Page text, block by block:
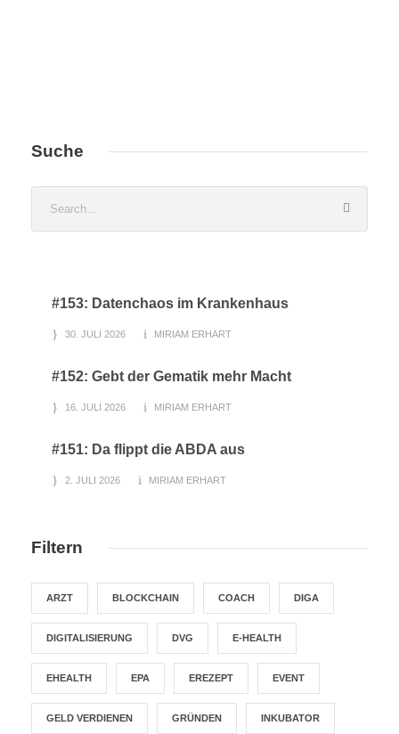
Suche
#153: Datenchaos im Krankenhaus
30. JULI 2026 MIRIAM ERHART
#152: Gebt der Gematik mehr Macht
16. JULI 2026 MIRIAM ERHART
#151: Da flippt die ABDA aus
2. JULI 2026 MIRIAM ERHART
Filtern
ARZT BLOCKCHAIN COACH DIGA
DIGITALISIERUNG DVG E-HEALTH
EHEALTH EPA EREZEPT EVENT
GELD VERDIENEN GRÜNDEN INKUBATOR